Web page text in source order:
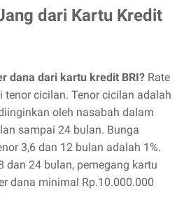
dari Kartu Kredit
dana dari kartu kredit BRI? Rate
tenor cicilan. Tenor cicilan adalah
oleh nasabah dalam
sampai 24 bulan. Bunga
3,6 dan 12 bulan adalah 1%.
dan 24 bulan, pemegang kartu
dana minimal Rp.10.000.000